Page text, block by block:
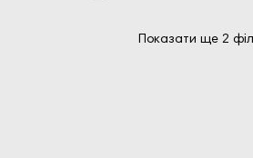
Показати ще 2